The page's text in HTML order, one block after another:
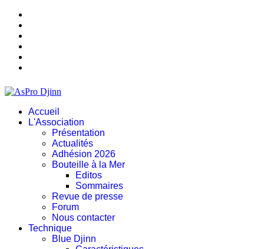
Accueil
L'Association
Présentation
Actualités
Adhésion 2026
Bouteille à la Mer
Editos
Sommaires
Revue de presse
Forum
Nous contacter
Technique
Blue Djinn